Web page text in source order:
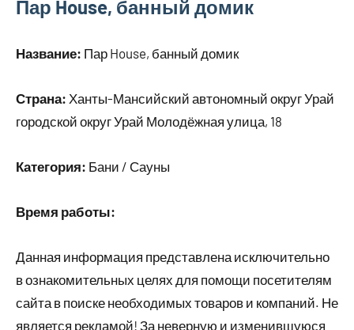
Пар House, банный домик
Название: Пар House, банный домик
Страна: Ханты-Мансийский автономный округ Урай
городской округ Урай Молодёжная улица, 18
Категория: Бани / Сауны
Время работы:
Данная информация представлена исключительно
в ознакомительных целях для помощи посетителям
сайта в поиске необходимых товаров и компаний. Не
является рекламой! За неверную и изменившуюся